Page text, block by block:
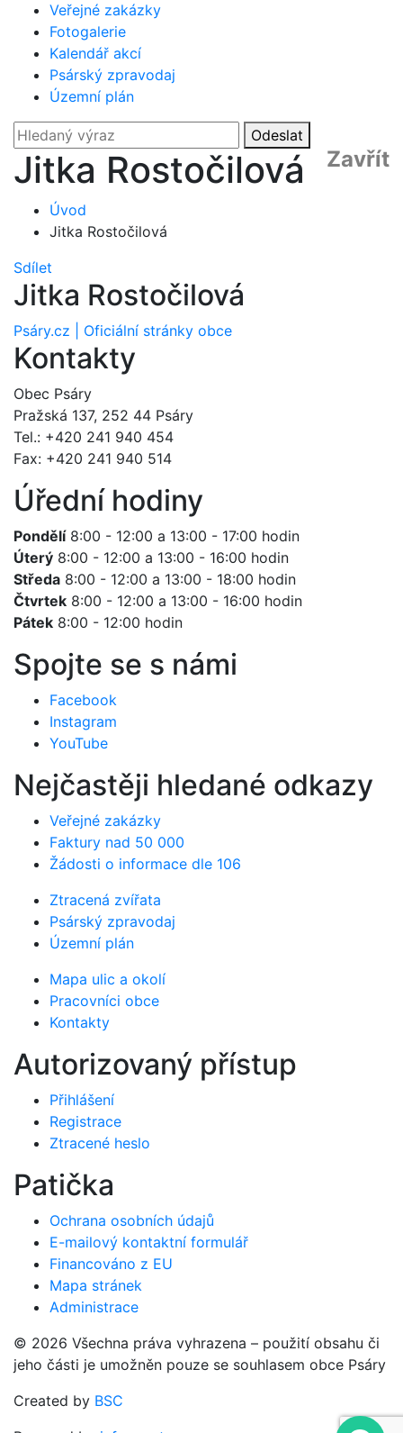
Veřejné zakázky
Fotogalerie
Kalendář akcí
Psárský zpravodaj
Územní plán
Odeslat
Zavřít
Jitka Rostočilová
Úvod
Jitka Rostočilová
Sdílet
Jitka Rostočilová
Psáry.cz | Oficiální stránky obce
Kontakty
Obec Psáry
Pražská 137, 252 44 Psáry
Tel.: +420 241 940 454
Fax: +420 241 940 514
Úřední hodiny
Pondělí8:00 - 12:00 a 13:00 - 17:00 hodin
Úterý 8:00 - 12:00 a 13:00 - 16:00 hodin
Středa 8:00 - 12:00 a 13:00 - 18:00 hodin
Čtvrtek 8:00 - 12:00 a 13:00 - 16:00 hodin
Pátek 8:00 - 12:00 hodin
Spojte se s námi
Facebook
Instagram
YouTube
Nejčastěji hledané odkazy
Veřejné zakázky
Faktury nad 50 000
Žádosti o informace dle 106
Ztracená zvířata
Psárský zpravodaj
Územní plán
Mapa ulic a okolí
Pracovníci obce
Kontakty
Autorizovaný přístup
Přihlášení
Registrace
Ztracené heslo
Patička
Ochrana osobních údajů
E-mailový kontaktní formulář
Financováno z EU
Mapa stránek
Administrace
© 2026 Všechna práva vyhrazena – použití obsahu či
jeho části je umožněn pouze se souhlasem obce Psáry
Created by BSC